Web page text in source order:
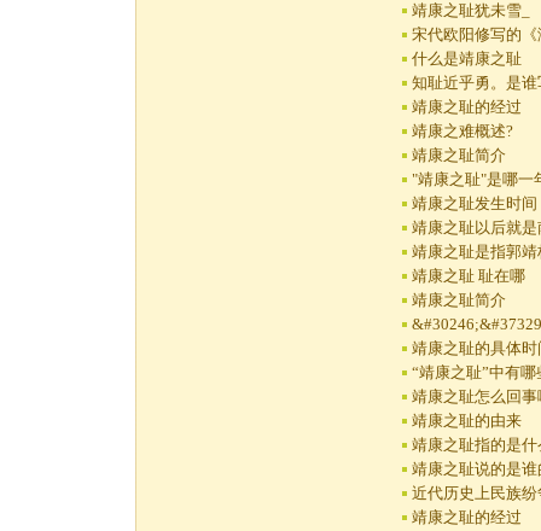
靖康之耻犹未雪_
宋代欧阳修写的
什么是靖康之耻
知耻近乎勇。是
靖康之耻的经过
靖康之难概述?
靖康之耻简介
"靖康之耻"是哪一
靖康之耻发生时间
靖康之耻以后就
靖康之耻是指郭靖
靖康之耻 耻在哪
靖康之耻简介
靖康之耻的具体时
“靖康之耻”中有哪
靖康之耻怎么回事
靖康之耻的由来
靖康之耻指的是什
靖康之耻说的是
近代历史上民族
靖康之耻的经过